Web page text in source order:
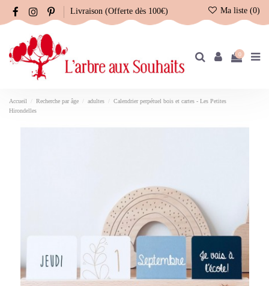
Livraison (Offerte dès 100€) Ma liste (0)
0
Accueil Recherche par âge adultes
Calendrier perpétuel bois et cartes - Les Petites
Hirondelles